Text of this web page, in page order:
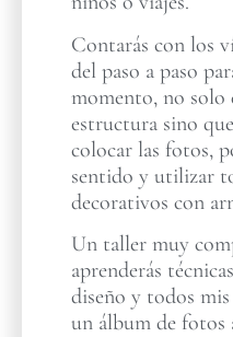
Contarás con los
del paso a paso
momento, no solo
estructura sino
colocar las fotos,
sentido y utilizar
decorativos con
Un taller muy
aprenderás
diseño y todos
un álbum de fotos